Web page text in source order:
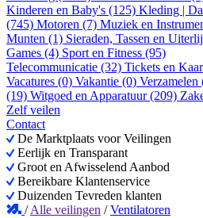
Kinderen en Baby's (125) Kleding |
(745) Motoren (7) Muziek en
Munten (1) Sieraden, Tassen en
Games (4) Sport en Fitness (95)
Telecommunicatie (32) Tickets en
Vacatures (0) Vakantie (0) Verzamelen
(19) Witgoed en Apparatuur (209)
Zelf veilen
Contact
De Marktplaats voor Veilingen
Eerlijk en Transparant
Groot en Afwisselend Aanbod
Bereikbare Klantenservice
Duizenden Tevreden klanten
/Alle veilingen /Ventilatoren